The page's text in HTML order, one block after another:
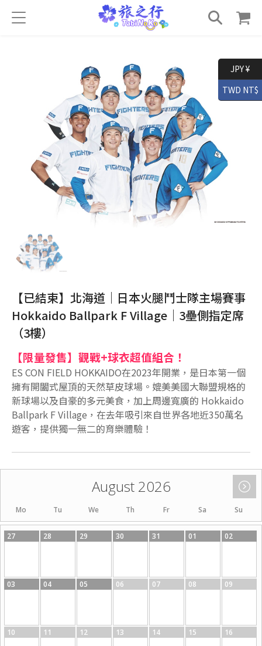
【已結束】北海道｜日本火腿鬥士隊主場賽事
Hokkaido Ballpark F Village｜3壘側指定席
（3樓）
【限量發售】觀戰+球衣超值組合！
ES CON FIELD HOKKAIDO在2023年開業，是日本第一個
擁有開闔式屋頂的天然草皮球場。媲美美國大聯盟規格的
新球場以及自豪的多元美食，加上周邊寬廣的 Hokkaido
Ballpark F Village，在去年吸引來自世界各地近350萬名
遊客，提供獨一無二的育樂體驗！
August 2026
Mo Tu We Th Fr Sa Su
27 28 29 30 31 01 02
03 04 05 06 07 08 09
10 11 12 13 14 15 16
JPY ¥
TWD NT$